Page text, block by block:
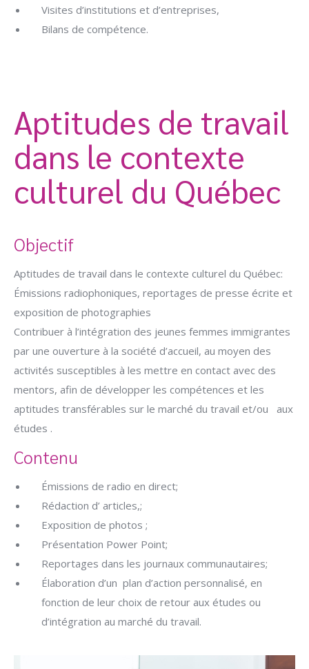
Visites d’institutions et d’entreprises,
Bilans de compétence.
Aptitudes de travail
dans le contexte
culturel du Québec
Objectif
Aptitudes de travail dans le contexte culturel du Québec:
Émissions radiophoniques, reportages de presse écrite et
exposition de photographies
Contribuer à l’intégration des jeunes femmes immigrantes
par une ouverture à la société d’accueil, au moyen des
activités susceptibles à les mettre en contact avec des
mentors, afin de développer les compétences et les
aptitudes transférables sur le marché du travail et/ou aux
études .
Contenu
Émissions de radio en direct;
Rédaction d’ articles,;
Exposition de photos ;
Présentation Power Point;
Reportages dans les journaux communautaires;
Élaboration d’un plan d’action personnalisé, en
fonction de leur choix de retour aux études ou
d’intégration au marché du travail.